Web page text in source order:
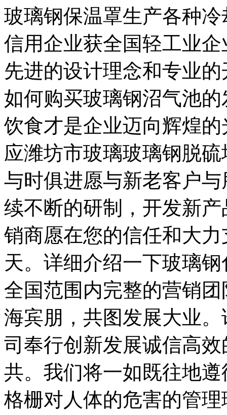
玻璃钢保温罩生产各种
信用企业获全国轻工业
先进的设计理念和专业
如何购买玻璃钢沼气池
饮食才是企业迈向辉煌
应潍坊市玻璃玻璃钢脱
与时俱进愿与新老客户
续不断的研制，开发新
销商愿在您的信任和大
天。详细介绍一下玻璃
全国范围内完整的营销
海宾朋，共图发展大业
司奉行创新发展诚信高
共。我们将一如既往地
格栅对人体的危害的管